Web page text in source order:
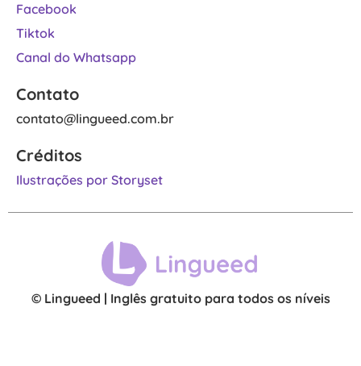
Facebook
Tiktok
Canal do Whatsapp
Contato
contato@lingueed.com.br
Créditos
Ilustrações por Storyset
© Lingueed | Inglês gratuito para todos os níveis